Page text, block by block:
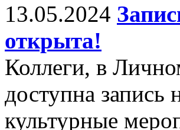
13.05.2024
открыта!
Коллеги, в
доступна запись
культурные